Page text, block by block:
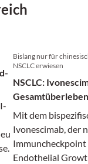
Bislang nur für
NSCLC erwiesen
NSCLC:
Gesamtüberleben
Mit dem
Ivonescimab, der
Immuncheckpoint
Endothelial